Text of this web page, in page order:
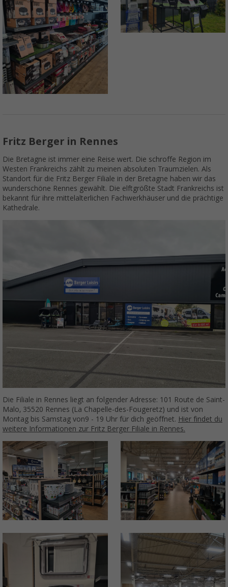
Fritz Berger in Rennes
Die Bretagne ist immer eine Reise wert. Die schroffe Region im
Westen Frankreichs zählt zu meinen absoluten Traumzielen. Als
Standort für die Fritz Berger Filiale in der Bretagne haben wir das
wunderschöne Rennes gewählt. Die elftgrößte Stadt Frankreichs ist
bekannt für ihre mittelalterlichen Fachwerkhäuser und die prächtige
Kathedrale.
Die Filiale in Rennes liegt an folgender Adresse: 101 Route de Saint-
Malo, 35520 Rennes (La Chapelle-des-Fougeretz) und ist von
Montag bis Samstag von9 - 19 Uhr für dich geöffnet. Hier findet du
weitere Informationen zur Fritz Berger Filiale in Rennes.